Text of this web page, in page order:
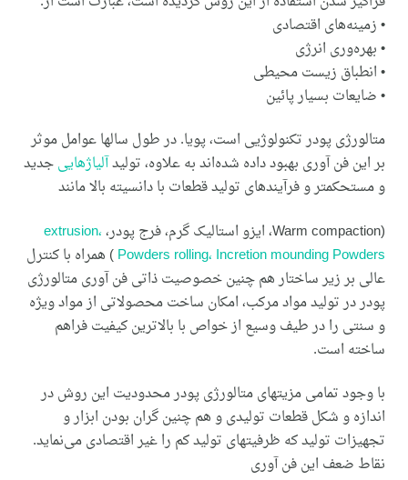
• زمینه‌های اقتصادی
• بهره‌وری انرژی
• انطباق زیست محیطی
• ضایعات بسیار پائین
متالورژی پودر تکنولوژیی است، پویا. در طول سالها عوامل موثر
بر این فن آوری بهبود داده شده‌اند به علاوه، تولیدآلیاژهاییجدید
و مستحکمتر و فرآیندهای تولید قطعات با دانسیته بالا مانند
(Warm compaction، ایزو استالیک گرم، فرج پودر،
extrusion،
Powders rolling، Incretion mounding Powders) همراه با کنترل
عالی بر زیر ساختار هم چنین خصوصیت ذاتی فن آوری متالورژی
پودر در تولید مواد مرکب، امکان ساخت محصولاتی از مواد ویژه
و سنتی را در طیف وسیع از خواص با بالاترین کیفیت فراهم
ساخته است.
با وجود تمامی مزیتهای متالورژی پودر محدودیت این روش در
اندازه و شکل قطعات تولیدی و هم چنین گران بودن ابزار و
تجهیزات تولید که ظرفیتهای تولید کم را غیر اقتصادی می‌‌نماید.
نقاط ضعف این فن آوری